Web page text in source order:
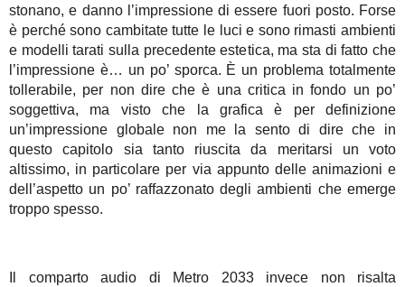
stonano, e danno l’impressione di essere fuori posto. Forse
è perché sono cambitate tutte le luci e sono rimasti ambienti
e modelli tarati sulla precedente estetica, ma sta di fatto che
l’impressione è… un po’ sporca. È un problema totalmente
tollerabile, per non dire che è una critica in fondo un po’
soggettiva, ma visto che la grafica è per definizione
un’impressione globale non me la sento di dire che in
questo capitolo sia tanto riuscita da meritarsi un voto
altissimo, in particolare per via appunto delle animazioni e
dell’aspetto un po’ raffazzonato degli ambienti che emerge
troppo spesso.
Il comparto audio di Metro 2033 invece non risalta